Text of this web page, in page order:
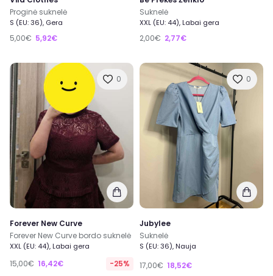
Proginė suknelė
S (EU: 36), Gera
5,00€ 5,92€
Suknelė
XXL (EU: 44), Labai gera
2,00€ 2,77€
0
Forever New Curve
Forever New Curve bordo suknelė
XXL (EU: 44), Labai gera
15,00€ 16,42€ -25%
0
Jubylee
Suknelė
S (EU: 36), Nauja
17,00€ 18,52€